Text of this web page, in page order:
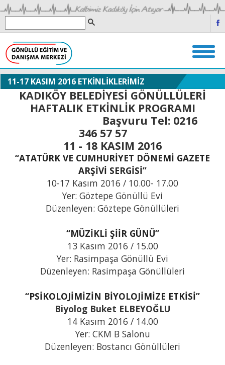
11-17 KASIM 2016 ETKİNLİKLERİMİZ
KADIKÖY BELEDİYESİ GÖNÜLLÜLERİ
HAFTALIK ETKİNLİK PROGRAMI
Başvuru Tel: 0216
346 57 57
11 - 18 KASIM 2016
“ATATÜRK VE CUMHURİYET DÖNEMİ GAZETE
ARŞİVİ SERGİSİ”
10-17 Kasım 2016 / 10.00- 17.00
Yer: Göztepe Gönüllü Evi
Düzenleyen: Göztepe Gönüllüleri
“MÜZİKLİ ŞİİR GÜNÜ”
13 Kasım 2016 / 15.00
Yer: Rasimpaşa Gönüllü Evi
Düzenleyen: Rasimpaşa Gönüllüleri
“PSİKOLOJİMİZİN BİYOLOJİMİZE ETKİSİ”
Biyolog Buket ELBEYOĞLU
14 Kasım 2016 / 14.00
Yer: CKM B Salonu
Düzenleyen: Bostancı Gönüllüleri